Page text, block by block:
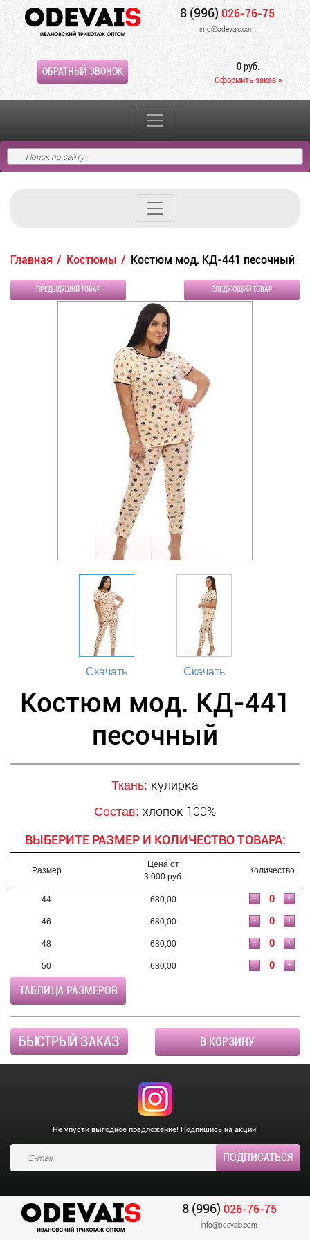
8 (996) 026-76-75
info@odevais.com
ОБРАТНЫЙ ЗВОНОК 0 руб.
Оформить заказ »
Главная Костюмы Костюм мод. КД-441 песочный
ПРЕДЫДУЩИЙ ТОВАР СЛЕДУЮЩИЙ ТОВАР
Скачать Скачать
Костюм мод. КД-441
песочный
Ткань: кулирка
Состав: хлопок 100%
ВЫБЕРИТЕ РАЗМЕР И КОЛИЧЕСТВО ТОВАРА:
Размер
Цена от
3 000 руб.
Количество
44 680,00 +
-
46 680,00 +
-
48 680,00 +
-
50 680,00 +
-
ТАБЛИЦА РАЗМЕРОВ
БЫСТРЫЙ ЗАКАЗ В КОРЗИНУ
Не упусти выгодное предложение! Подпишись на акции!
8 (996) 026-76-75
info@odevais.com